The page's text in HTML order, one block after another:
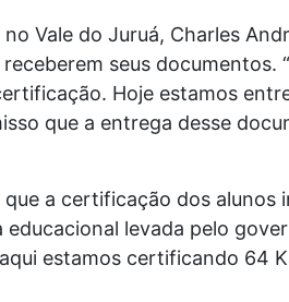
Vale do Juruá, Charles
seus documentos.
Hoje estamos
que a entrega desse
a certificação dos alunos
levada pelo
estamos certificando 64